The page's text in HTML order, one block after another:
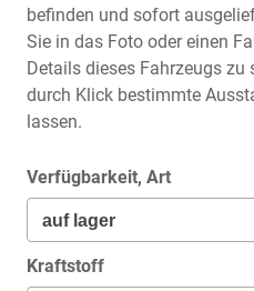
befinden und sofort
Sie in das Foto oder einen
Details dieses Fahrzeugs zu
durch Klick bestimmte
lassen.
Verfügbarkeit, Art
Kraftstoff